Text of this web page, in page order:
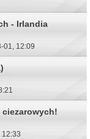
- Irlandia
01, 12:09
ciezarowych!